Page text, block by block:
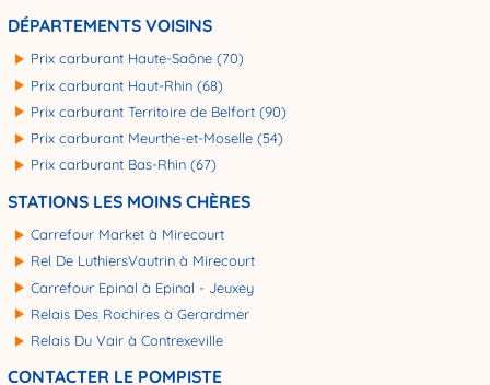
DÉPARTEMENTS VOISINS
Prix carburant Haute-Saône (70)
Prix carburant Haut-Rhin (68)
Prix carburant Territoire de Belfort (90)
Prix carburant Meurthe-et-Moselle (54)
Prix carburant Bas-Rhin (67)
STATIONS LES MOINS CHÈRES
Carrefour Market à Mirecourt
Rel De LuthiersVautrin à Mirecourt
Carrefour Epinal à Epinal - Jeuxey
Relais Des Rochires à Gerardmer
Relais Du Vair à Contrexeville
CONTACTER LE POMPISTE